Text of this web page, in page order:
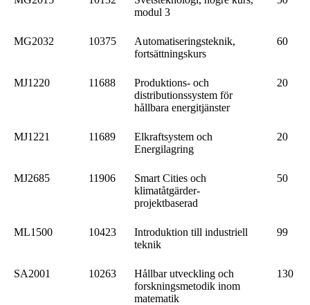
modul 3
MG2032 10375
Automatiseringsteknik,
fortsättningskurs
60
MJ1220 11688
Produktions- och
distributionssystem för
hållbara energitjänster
20
MJ1221 11689
Elkraftsystem och
Energilagring
20
MJ2685 11906
Smart Cities och
klimatåtgärder-
projektbaserad
50
ML1500 10423
Introduktion till industriell
teknik
99
SA2001 10263
Hållbar utveckling och
forskningsmetodik inom
matematik
130